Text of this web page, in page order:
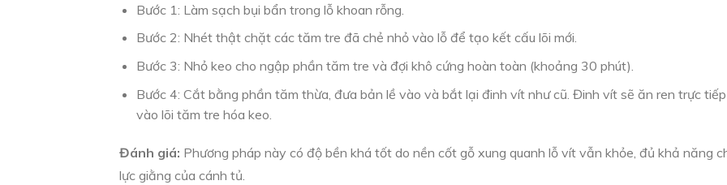
Bước 1: Làm sạch bụi bẩn trong lỗ khoan rỗng.
Bước 2: Nhét thật chặt các tăm tre đã chẻ nhỏ vào lỗ để tạo kết cấu lõi mới.
Bước 3: Nhỏ keo cho ngập phần tăm tre và đợi khô cứng hoàn toàn (khoảng 30 phút).
Bước 4: Cắt bằng phần tăm thừa, đưa bản lề vào và bắt lại đinh vít như cũ. Đinh vít sẽ ăn ren trực tiếp
vào lõi tăm tre hóa keo.
Đánh giá: Phương pháp này có độ bền khá tốt do nền cốt gỗ xung quanh lỗ vít vẫn khỏe, đủ khả năng
lực giằng của cánh tủ.